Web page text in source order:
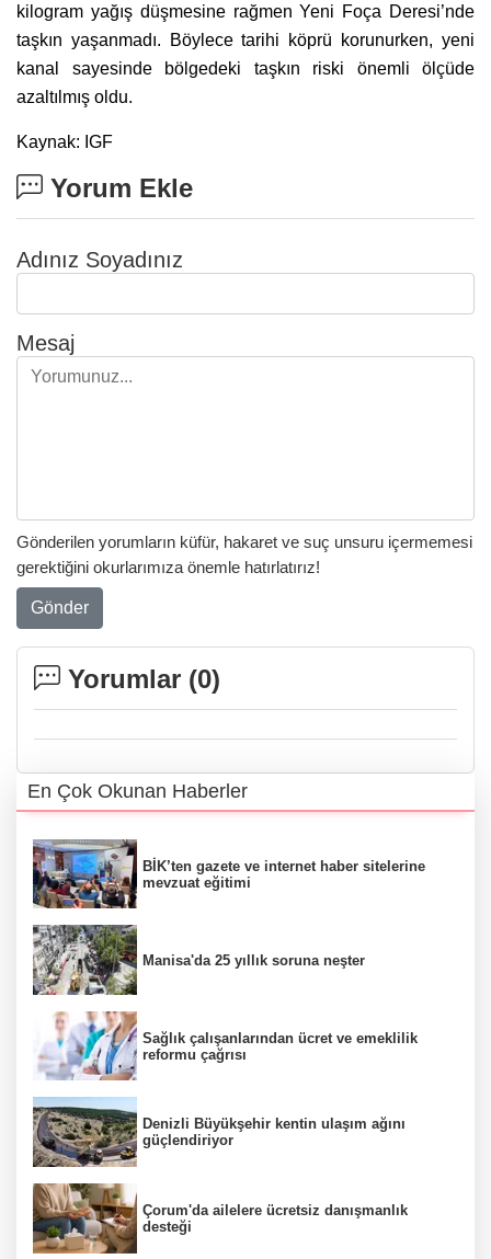
kilogram yağış düşmesine rağmen Yeni Foça Deresi’nde
taşkın yaşanmadı. Böylece tarihi köprü korunurken, yeni
kanal sayesinde bölgedeki taşkın riski önemli ölçüde
azaltılmış oldu.
Kaynak: IGF
Yorum Ekle
Adınız Soyadınız
Mesaj
Gönderilen yorumların küfür, hakaret ve suç unsuru içermemesi
gerektiğini okurlarımıza önemle hatırlatırız!
Gönder
Yorumlar (0)
En Çok Okunan Haberler
BİK’ten gazete ve internet haber sitelerine
mevzuat eğitimi
Manisa'da 25 yıllık soruna neşter
Sağlık çalışanlarından ücret ve emeklilik
reformu çağrısı
Denizli Büyükşehir kentin ulaşım ağını
güçlendiriyor
Çorum'da ailelere ücretsiz danışmanlık
desteği